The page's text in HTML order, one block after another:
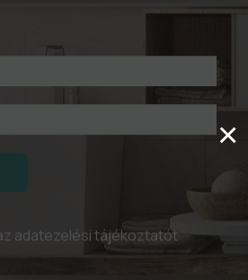
adatezelési tájékoztatót
×